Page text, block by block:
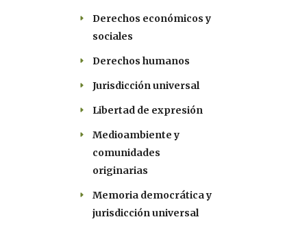
Derechos económicos y
sociales
Derechos humanos
Jurisdicción universal
Libertad de expresión
Medioambiente y
comunidades
originarias
Memoria democrática y
jurisdicción universal